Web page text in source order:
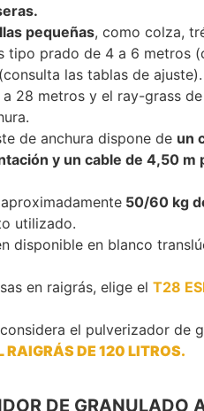
pequeñas, como colza,
tipo prado de 4 a 6 metros
las tablas de
28 metros y el ray-grass
de anchura dispone de un
y un cable de 4,50 m
50/60 kg
utilizado.
disponible en blanco
en raigrás, elige el T28
el pulverizador de
RAIGRÁS DE 120 LITROS.
DE GRANULADO